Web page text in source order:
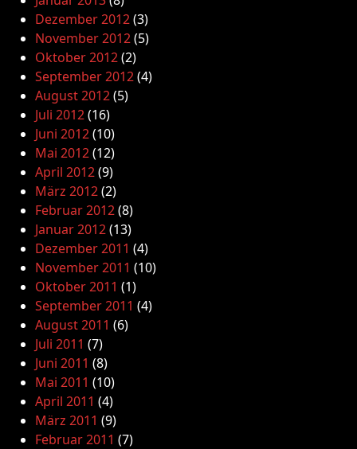
Dezember 2012(3)
November 2012(5)
Oktober 2012(2)
September 2012(4)
August 2012(5)
Juli 2012(16)
Juni 2012(10)
Mai 2012(12)
April 2012(9)
März 2012(2)
Februar 2012(8)
Januar 2012(13)
Dezember 2011 (4)
November 2011 (10)
Oktober 2011 (1)
September 2011 (4)
August 2011 (6)
Juli 2011 (7)
Juni 2011 (8)
Mai 2011 (10)
April 2011 (4)
März 2011 (9)
Februar 2011 (7)